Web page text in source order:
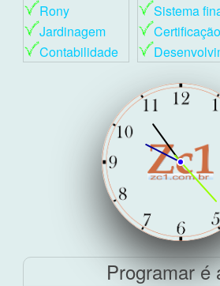
Rony
Jardinagem
Contabilidade
Sistema
Certificação
Programar é